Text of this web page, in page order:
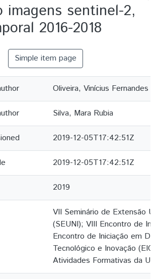
imagens sentinel-2,
2016-2018
Simple item page
Oliveira, Vinícius Fernandes
Silva, Mara Rubia
2019-12-05T17:42:51Z
2019-12-05T17:42:51Z
2019
VII Seminário de Extensão
(SEUNI); VIII Encontro de
Encontro de Iniciação em
Tecnológico e Inovação
Atividades Formativas da